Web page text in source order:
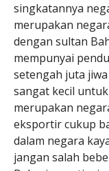
singkatannya
merupakan
dengan sultan
mempunyai
setengah juta
sangat kecil
merupakan
eksportir cukup
dalam negara
jangan salah